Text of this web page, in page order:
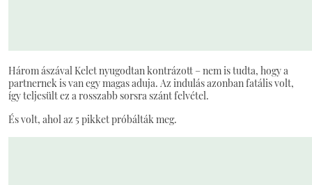
Három ászával Kelet nyugodtan kontrázott – nem is tudta, hogy a
partnernek is van egy magas aduja. Az indulás azonban fatális volt,
így teljesült ez a rosszabb sorsra szánt felvétel.
És volt, ahol az 5 pikket próbálták meg.